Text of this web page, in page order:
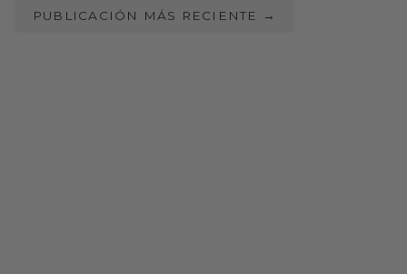
PUBLICACIÓN MÁS RECIENTE →